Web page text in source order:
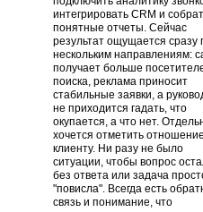
интегрировать CRM и
понятные отчеты. Сейчас
результат ощущается сразу
нескольким направлениям:
получает больше
поиска, реклама приносит
стабильные заявки, а
не приходится гадать, что
окупается, а что нет.
хочется отметить
клиенту. Ни разу не было
ситуации, чтобы вопрос
без ответа или задача
"повисла". Всегда есть
связь и понимание, что